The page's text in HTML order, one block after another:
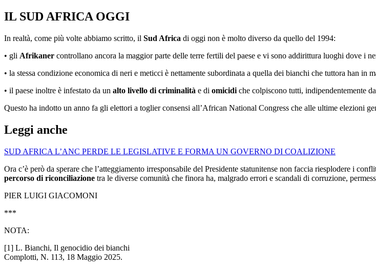
IL SUD AFRICA OGGI
In realtà, come più volte abbiamo scritto, il Sud Africa di oggi non è molto diverso da quello del 1994:
• gli Afrikaner controllano ancora la maggior parte delle terre fertili del paese e vi sono addirittura luoghi dove i
• la stessa condizione economica di neri e meticci è nettamente subordinata a quella dei bianchi che tuttora han in
• il paese inoltre è infestato da un alto livello di criminalità e di omicidi che colpiscono tutti, indipendentemente
Questo ha indotto un anno fa gli elettori a toglier consensi all’African National Congress che alle ultime elezioni
Leggi anche
SUD AFRICA L’ANC PERDE LE LEGISLATIVE E FORMA UN GOVERNO DI COALIZIONE
Ora c’è però da sperare che l’atteggiamento irresponsabile del Presidente statunitense non faccia riesplodere i
percorso di riconciliazione tra le diverse comunità che finora ha, malgrado errori e scandali di corruzione,
PIER LUIGI GIACOMONI
***
NOTA:
[1] L. Bianchi, Il genocidio dei bianchi
Complotti, N. 113, 18 Maggio 2025.